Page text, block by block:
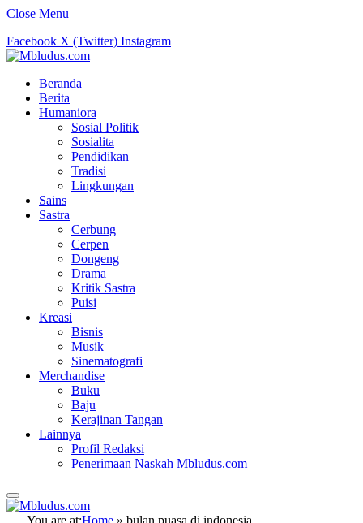
Close Menu
Facebook X (Twitter) Instagram
Beranda
Berita
Humaniora
Sosial Politik
Sosialita
Pendidikan
Tradisi
Lingkungan
Sains
Sastra
Cerbung
Cerpen
Dongeng
Drama
Kritik Sastra
Puisi
Kreasi
Bisnis
Musik
Sinematografi
Merchandise
Buku
Baju
Kerajinan Tangan
Lainnya
Profil Redaksi
Penerimaan Naskah Mbludus.com
You are at:Home » bulan puasa di indonesia